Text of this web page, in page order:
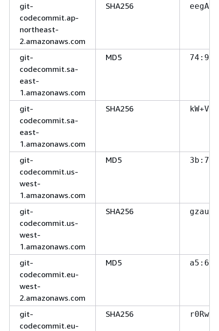
git-
codecommit.ap-
northeast-
2.amazonaws.com
SHA256
git-
codecommit.sa-
east-
1.amazonaws.com
MD5
git-
codecommit.sa-
east-
1.amazonaws.com
SHA256
git-
codecommit.us-
west-
1.amazonaws.com
MD5
git-
codecommit.us-
west-
1.amazonaws.com
SHA256
git-
codecommit.eu-
west-
2.amazonaws.com
MD5
git-
codecommit.eu-
SHA256